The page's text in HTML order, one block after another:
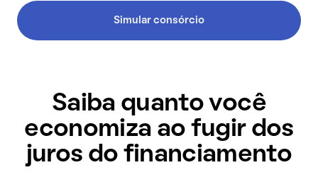
Simular consórcio
Saiba quanto você
economiza ao fugir dos
juros do financiamento